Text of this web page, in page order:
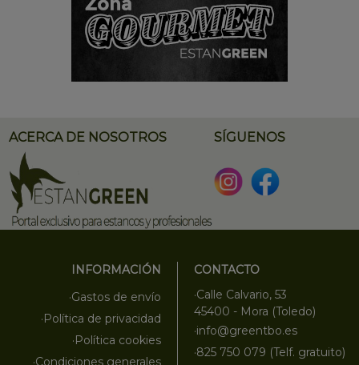
ACERCA DE NOSOTROS SÍGUENOS
INFORMACIÓN
·Gastos de envío
·Política de privacidad
·Política cookies
·Condiciones generales
CONTACTO
·Calle Calvario, 53
45400 - Mora (Toledo)
·info@greentbo.es
·825 750 079 (Telf. gratuito)